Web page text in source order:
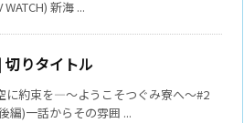
WATCH) 新海 ...
りタイトル
に約束を―～ようこそつぐみ寮へ～#2
編)一話からその雰囲 ...